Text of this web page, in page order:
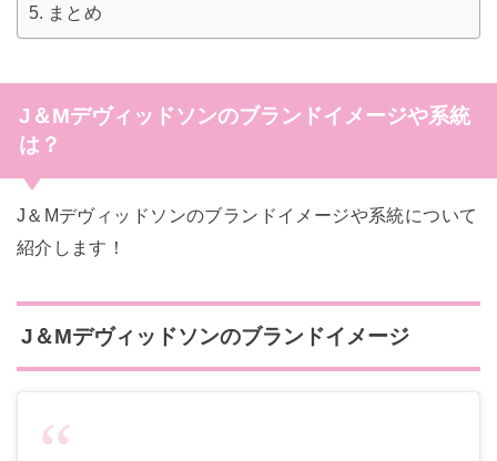
まとめ
J＆Mデヴィッドソンのブランドイメージや系統
は？
J＆Mデヴィッドソンのブランドイメージや系統について
紹介します！
J＆Mデヴィッドソンのブランドイメージ